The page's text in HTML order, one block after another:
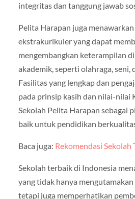
integritas dan tanggung jawab
Pelita Harapan juga
ekstrakurikuler yang dapat
mengembangkan keterampilan
akademik, seperti olahraga, seni,
Fasilitas yang lengkap dan
pada prinsip kasih dan nilai-nilai
Sekolah Pelita Harapan sebagai
baik untuk pendidikan
Baca juga: Rekomendasi
Sekolah terbaik di Indonesia
yang tidak hanya
tetapi juga memperhatikan